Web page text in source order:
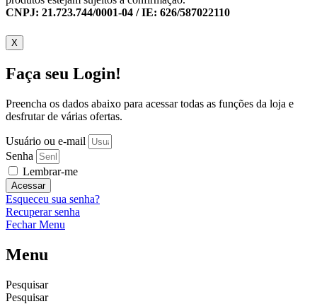
CNPJ: 21.723.744/0001-04 / IE: 626/587022110
X
Faça seu Login!
Preencha os dados abaixo para acessar todas as funções da loja e
desfrutar de várias ofertas.
Usuário ou e-mail
Senha
Lembrar-me
Acessar
Esqueceu sua senha?
Recuperar senha
Fechar Menu
Menu
Pesquisar
Pesquisar